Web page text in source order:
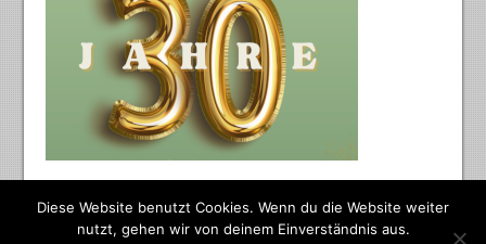
Diese Website benutzt Cookies. Wenn du die Website weiter
nutzt, gehen wir von deinem Einverständnis aus.